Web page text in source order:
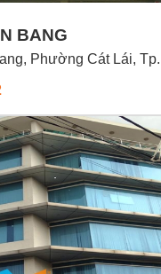
BANG
Phường Cát Lái,